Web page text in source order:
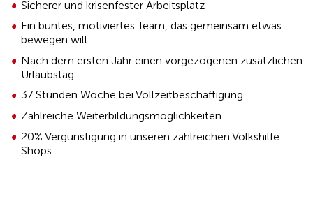
Sicherer und krisenfester Arbeitsplatz
Ein buntes, motiviertes Team, das gemeinsam etwas
bewegen will
Nach dem ersten Jahr einen vorgezogenen zusätzlichen
Urlaubstag
37 Stunden Woche bei Vollzeitbeschäftigung
Zahlreiche Weiterbildungsmöglichkeiten
20% Vergünstigung in unseren zahlreichen Volkshilfe
Shops